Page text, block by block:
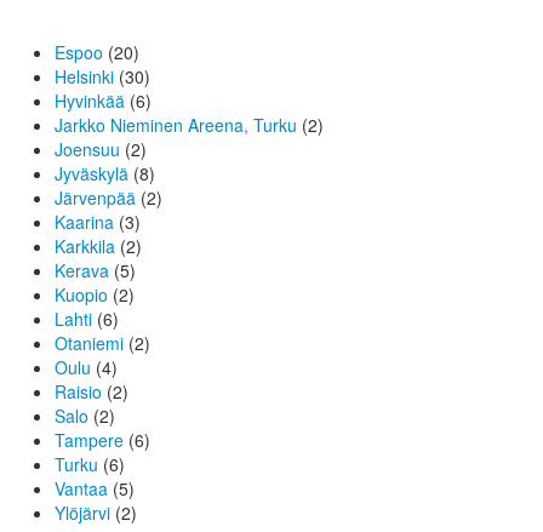
Espoo (20)
Helsinki (30)
Hyvinkää (6)
Jarkko Nieminen Areena, Turku (2)
Joensuu (2)
Jyväskylä (8)
Järvenpää (2)
Kaarina (3)
Karkkila (2)
Kerava (5)
Kuopio (2)
Lahti (6)
Otaniemi (2)
Oulu (4)
Raisio (2)
Salo (2)
Tampere (6)
Turku (6)
Vantaa (5)
Ylöjärvi (2)